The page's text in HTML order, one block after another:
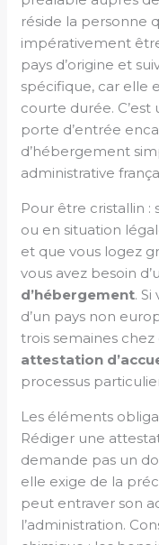
réside la personne
impérativement
pays d’origine et
spécifique, car elle
courte durée.
porte d’entrée
d’hébergement
administrative
Pour être cristallin :
ou en situation
et que vous logez
vous avez besoin
d’hébergement.
d’un pays non
trois semaines chez
attestation
processus
Les éléments
Rédiger une
demande pas un
elle exige de la
peut entraver son
l’administration.